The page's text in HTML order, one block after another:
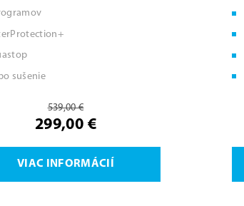
sušenie
539,00 €
299,00 €
VIAC INFORMÁCIÍ